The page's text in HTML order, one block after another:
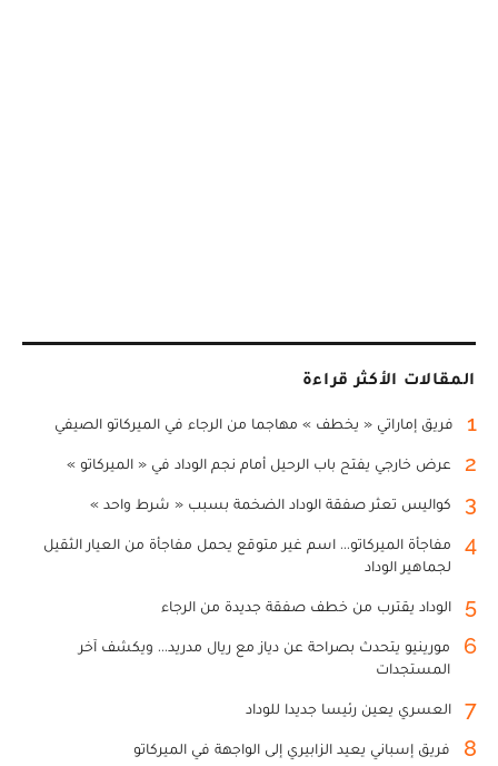
المقالات الأكثر قراءة
1 فريق إماراتي « يخطف » مهاجما من الرجاء في الميركاتو الصيفي
2 عرض خارجي يفتح باب الرحيل أمام نجم الوداد في « الميركاتو »
3 كواليس تعثر صفقة الوداد الضخمة بسبب « شرط واحد »
4
مفاجأة الميركاتو... اسم غير متوقع يحمل مفاجأة من العيار الثقيل
لجماهير الوداد
5 الوداد يقترب من خطف صفقة جديدة من الرجاء
6
مورينيو يتحدث بصراحة عن دياز مع ريال مدريد... ويكشف آخر
المستجدات
7 العسري يعين رئيسا جديدا للوداد
8 فريق إسباني يعيد الزابيري إلى الواجهة في الميركاتو